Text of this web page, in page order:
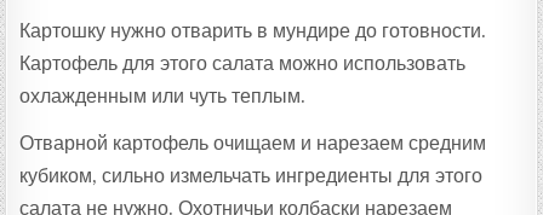
Картошку нужно отварить в мундире до готовности.
Картофель для этого салата можно использовать
охлажденным или чуть теплым.
Отварной картофель очищаем и нарезаем средним
кубиком, сильно измельчать ингредиенты для этого
салата не нужно. Охотничьи колбаски нарезаем